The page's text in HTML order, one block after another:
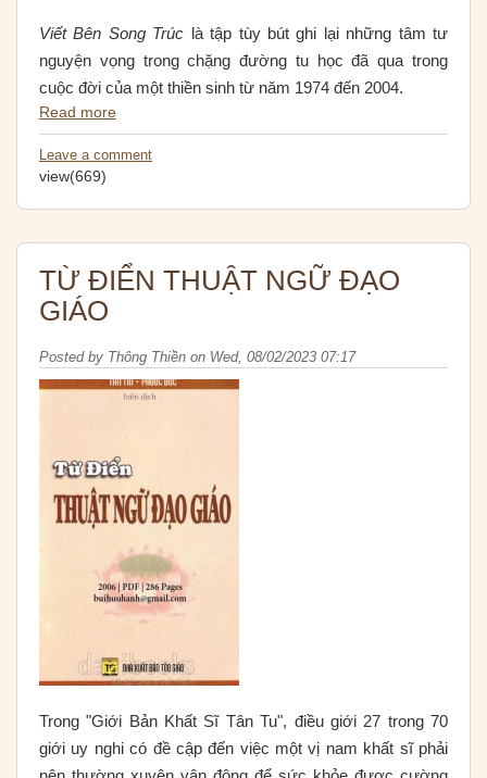
ViếtBên Song Trúc là tập tùy bút ghi lại những tâm tư
nguyện vọng trong chặng đường tu học đã qua trong
cuộc đời của một thiền sinh từ năm 1974 đến 2004.
Read more
Leave a comment
view(669)
TỪ ĐIỂN THUẬT NGỮ ĐẠO
GIÁO
Posted by Thông Thiền on Wed, 08/02/2023 07:17
Trong "Giới Bản Khất Sĩ Tân Tu", điều giới 27 trong 70
giới uy nghi có đề cập đến việc một vị nam khất sĩ phải